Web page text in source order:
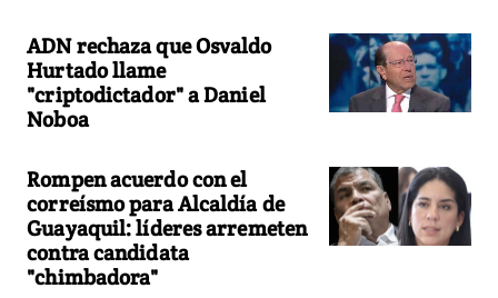
ADN rechaza que Osvaldo
Hurtado llame
"criptodictador" a Daniel
Noboa
Rompen acuerdo con el
correísmo para Alcaldía de
Guayaquil: líderes arremeten
contra candidata
"chimbadora"